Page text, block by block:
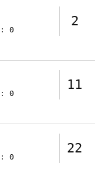
2
: 0
11
: 0
22
: 0